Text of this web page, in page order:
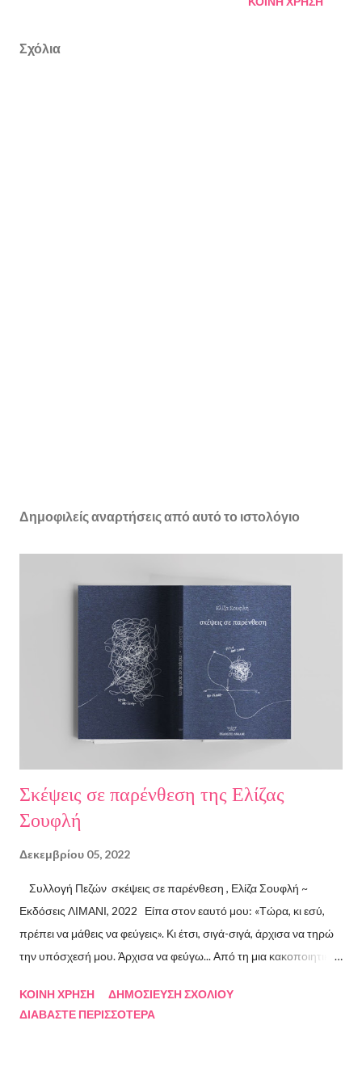
Σχόλια
Δημοφιλείς αναρτήσεις από αυτό το ιστολόγιο
Σκέψεις σε παρένθεση της Ελίζας
Σουφλή
Δεκεμβρίου 05, 2022
Συλλογή Πεζών σκέψεις σε παρένθεση , Ελίζα Σουφλή ~
Εκδόσεις ΛΙΜΑΝΙ, 2022 Είπα στον εαυτό μου: «Τώρα, κι εσύ,
πρέπει να μάθεις να φεύγεις». Κι έτσι, σιγά-σιγά, άρχισα να τηρώ
την υπόσχεσή μου. Άρχισα να φεύγω... Από τη μια κακοποιητική
συμβάσεις ασύμβατες με το εγώ μου, από ταμπέλες που
ΚΟΙΝΉ ΧΡΉΣΗ
ΔΗΜΟΣΊΕΥΣΗ ΣΧΟΛΊΟΥ
ΔΙΑΒΆΣΤΕ ΠΕΡΙΣΣΌΤΕΡΑ